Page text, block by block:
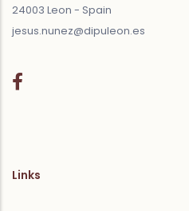
24003 Leon - Spain
jesus.nunez@dipuleon.es
Links